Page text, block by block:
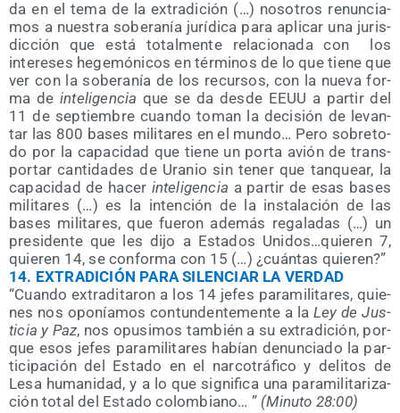
da en el tema de la extra­di­ción (…) noso­tros renun­cia­
mos a nues­tra sobe­ra­nía jurí­di­ca para apli­car una juris­
dic­ción que está total­men­te rela­cio­na­da con
los
intere­ses hege­mó­ni­cos en tér­mi­nos de lo que tie­ne que
ver con la sobe­ra­nía de los recur­sos, con la nue­va for­
ma de inte­li­gen­cia que se da des­de EEUU a par­tir del
11 de sep­tiem­bre cuan­do toman la deci­sión de levan­
tar las 800 bases mili­ta­res en el mun­do… Pero sobre­to­
do por la capa­ci­dad que tie­ne un por­ta avión de trans­
por­tar can­ti­da­des de Ura­nio sin tener que tan­quear, la
capa­ci­dad de hacer inte­li­gen­cia a par­tir de esas bases
mili­ta­res (…) es la inten­ción de la ins­ta­la­ción de las
bases mili­ta­res, que fue­ron ade­más rega­la­das (…) un
pre­si­den­te que les dijo a Esta­dos Unidos…quieren 7,
quie­ren 14, se con­for­ma con 15 (…) ¿cuán­tas quieren?”
14. EXTRADICIÓN PARA SILENCIAR LA VERDAD
“Cuan­do extra­di­ta­ron a los 14 jefes para­mi­li­ta­res, quie­
nes nos opo­nía­mos con­tun­den­te­men­te a la Ley de Jus­
ti­cia y Paz, nos opu­si­mos tam­bién a su extra­di­ción, por­
que esos jefes para­mi­li­ta­res habían denun­cia­do la par­
ti­ci­pa­ción del Esta­do en el nar­co­trá­fi­co y deli­tos de
Lesa huma­ni­dad, y a lo que sig­ni­fi­ca una para­mi­li­ta­ri­za­
ción total del Esta­do colom­biano… ” (Minu­to 28:00)